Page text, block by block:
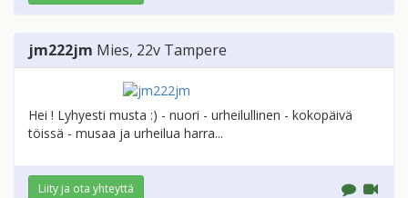
jm222jm Mies, 22v Tampere
Hei ! Lyhyesti musta :) - nuori - urheilullinen - kokopäivä
töissä - musaa ja urheilua harra...
Liity ja ota yhteyttä